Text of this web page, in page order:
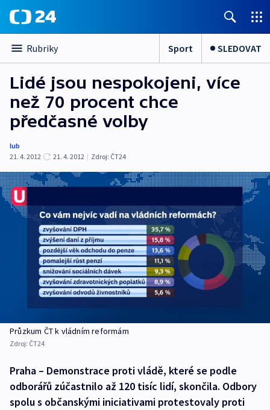
Rubriky Sport SLEDOVAT
Lidé jsou nespokojeni, více
než 70 procent chce
předčasné volby
lub
21. 4. 2012
21. 4. 2012 | Zdroj: ČT24
Průzkum ČT k vládním reformám
Zdroj: ČT24
Praha – Demonstrace proti vládě, které se podle
odborářů zúčastnilo až 120 tisíc lidí, skončila. Odbory
spolu s občanskými iniciativami protestovaly proti